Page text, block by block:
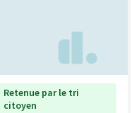
Retenue par le tri
citoyen